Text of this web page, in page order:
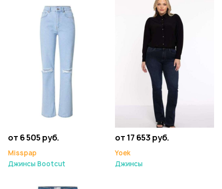
от 6 505 руб.
Misspap
Джинсы Bootcut
от 17 653 руб.
Yoek
Джинсы